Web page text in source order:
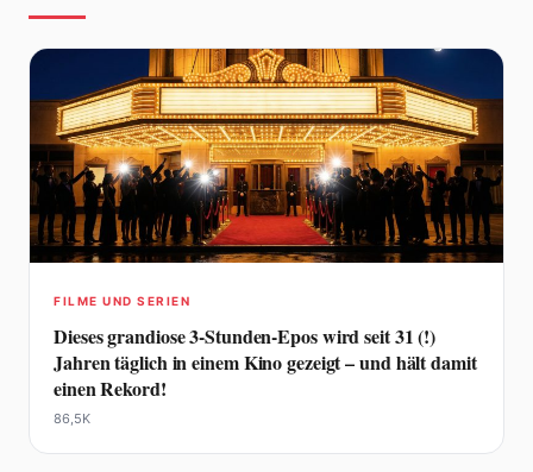
FILME UND SERIEN
Dieses grandiose 3-Stunden-Epos wird seit 31 (!)
Jahren täglich in einem Kino gezeigt – und hält damit
einen Rekord!
86,5K